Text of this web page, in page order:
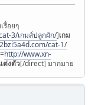
รื่อยๆ
3/เกมส์ปลูกผัก/]เกม
cat-1/
http://www.xn-
ต่งตัว[/direct] มากมาย